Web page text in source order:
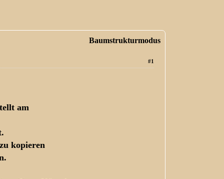
Baumstrukturmodus
#1
am
kopieren